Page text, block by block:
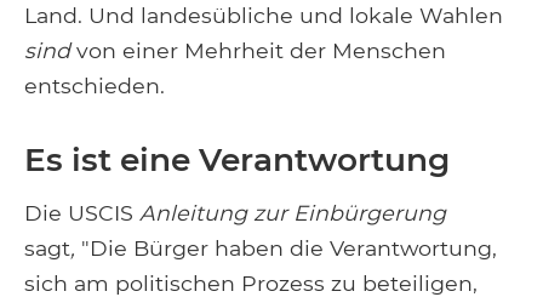
Land. Und landesübliche und lokale Wahlen
sindvon einer Mehrheit der Menschen
entschieden.
Es ist eine Verantwortung
Die USCIS Anleitung zur Einbürgerung
sagt, "Die Bürger haben die Verantwortung,
sich am politischen Prozess zu beteiligen,